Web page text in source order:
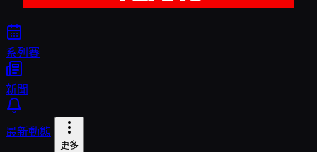
系列賽
新聞
最新動態
更多